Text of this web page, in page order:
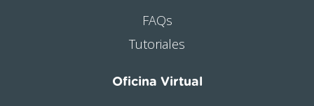
FAQs
Tutoriales
Oficina Virtual